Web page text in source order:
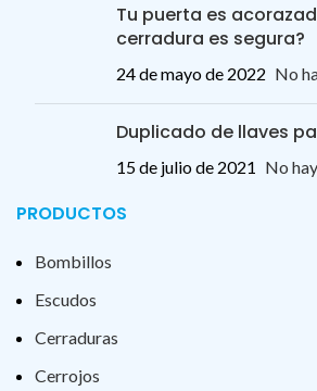
Tu puerta es
cerradura es segura?
24 de mayo de 2022 No
Duplicado de llaves
15 de julio de 2021 No
PRODUCTOS
Bombillos
Escudos
Cerraduras
Cerrojos